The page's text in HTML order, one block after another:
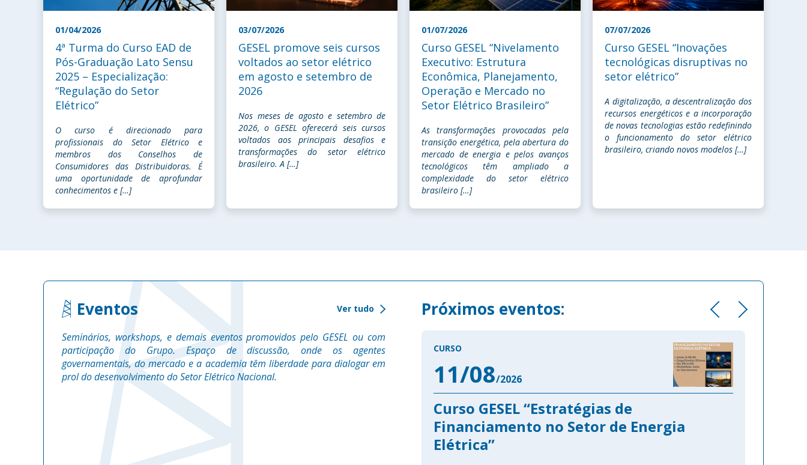
01/04/2026
4ª Turma do Curso EAD de
Pós-Graduação Lato Sensu
2025 – Especialização:
“Regulação do Setor
Elétrico”
O curso é direcionado para
profissionais do Setor Elétrico e
membros dos Conselhos de
Consumidores das Distribuidoras. É
uma oportunidade de aprofundar
conhecimentos e […]
03/07/2026
GESEL promove seis cursos
voltados ao setor elétrico
em agosto e setembro de
2026
Nos meses de agosto e setembro de
2026, o GESEL oferecerá seis cursos
voltados aos principais desafios e
transformações do setor elétrico
brasileiro. A […]
01/07/2026
Curso GESEL “Nivelamento
Executivo: Estrutura
Econômica, Planejamento,
Operação e Mercado no
Setor Elétrico Brasileiro”
As transformações provocadas pela
transição energética, pela abertura do
mercado de energia e pelos avanços
tecnológicos têm ampliado a
complexidade do setor elétrico
brasileiro […]
07/07/2026
Curso GESEL “Inovações
tecnológicas disruptivas no
setor elétrico”
A digitalização, a descentralização dos
recursos energéticos e a incorporação
de novas tecnologias estão redefinindo
o funcionamento do setor elétrico
brasileiro, criando novos modelos […]
Eventos Ver tudo
Seminários, workshops, e demais eventos promovidos pelo GESEL ou com
participação do Grupo. Espaço de discussão, onde os agentes
governamentais, do mercado e a academia têm liberdade para dialogar em
prol do desenvolvimento do Setor Elétrico Nacional.
Próximos eventos:
CURSO
05/10/2026
4ª Turma do Curso EAD de Pós-Graduação
Lato Sensu 2025 – Especialização:
“Regulação do Setor Elétrico”
CURSO
11/08/2026
Curso GESEL “Estratégias de
Financiamento no Setor de Energia
Elétrica”